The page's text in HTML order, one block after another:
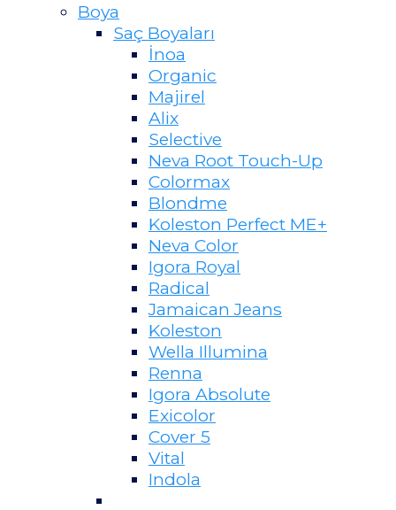
Boya
Saç Boyaları
İnoa
Organic
Majirel
Alix
Selective
Neva Root Touch-Up
Colormax
Blondme
Koleston Perfect ME+
Neva Color
Igora Royal
Radical
Jamaican Jeans
Koleston
Wella Illumina
Renna
Igora Absolute
Exicolor
Cover 5
Vital
Indola